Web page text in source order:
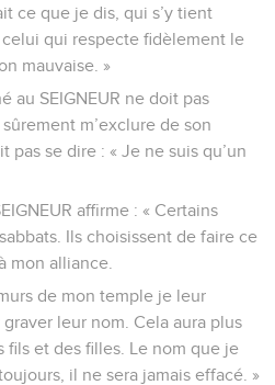
ce que je dis, qui s’y tient
qui respecte fidèlement le
mauvaise. »
au SEIGNEUR ne doit pas
sûrement m’exclure de son
pas se dire : « Je ne suis qu’un
affirme : « Certains
Ils choisissent de faire ce
mon alliance.
de mon temple je leur
leur nom. Cela aura plus
fils et des filles. Le nom que je
il ne sera jamais effacé. »